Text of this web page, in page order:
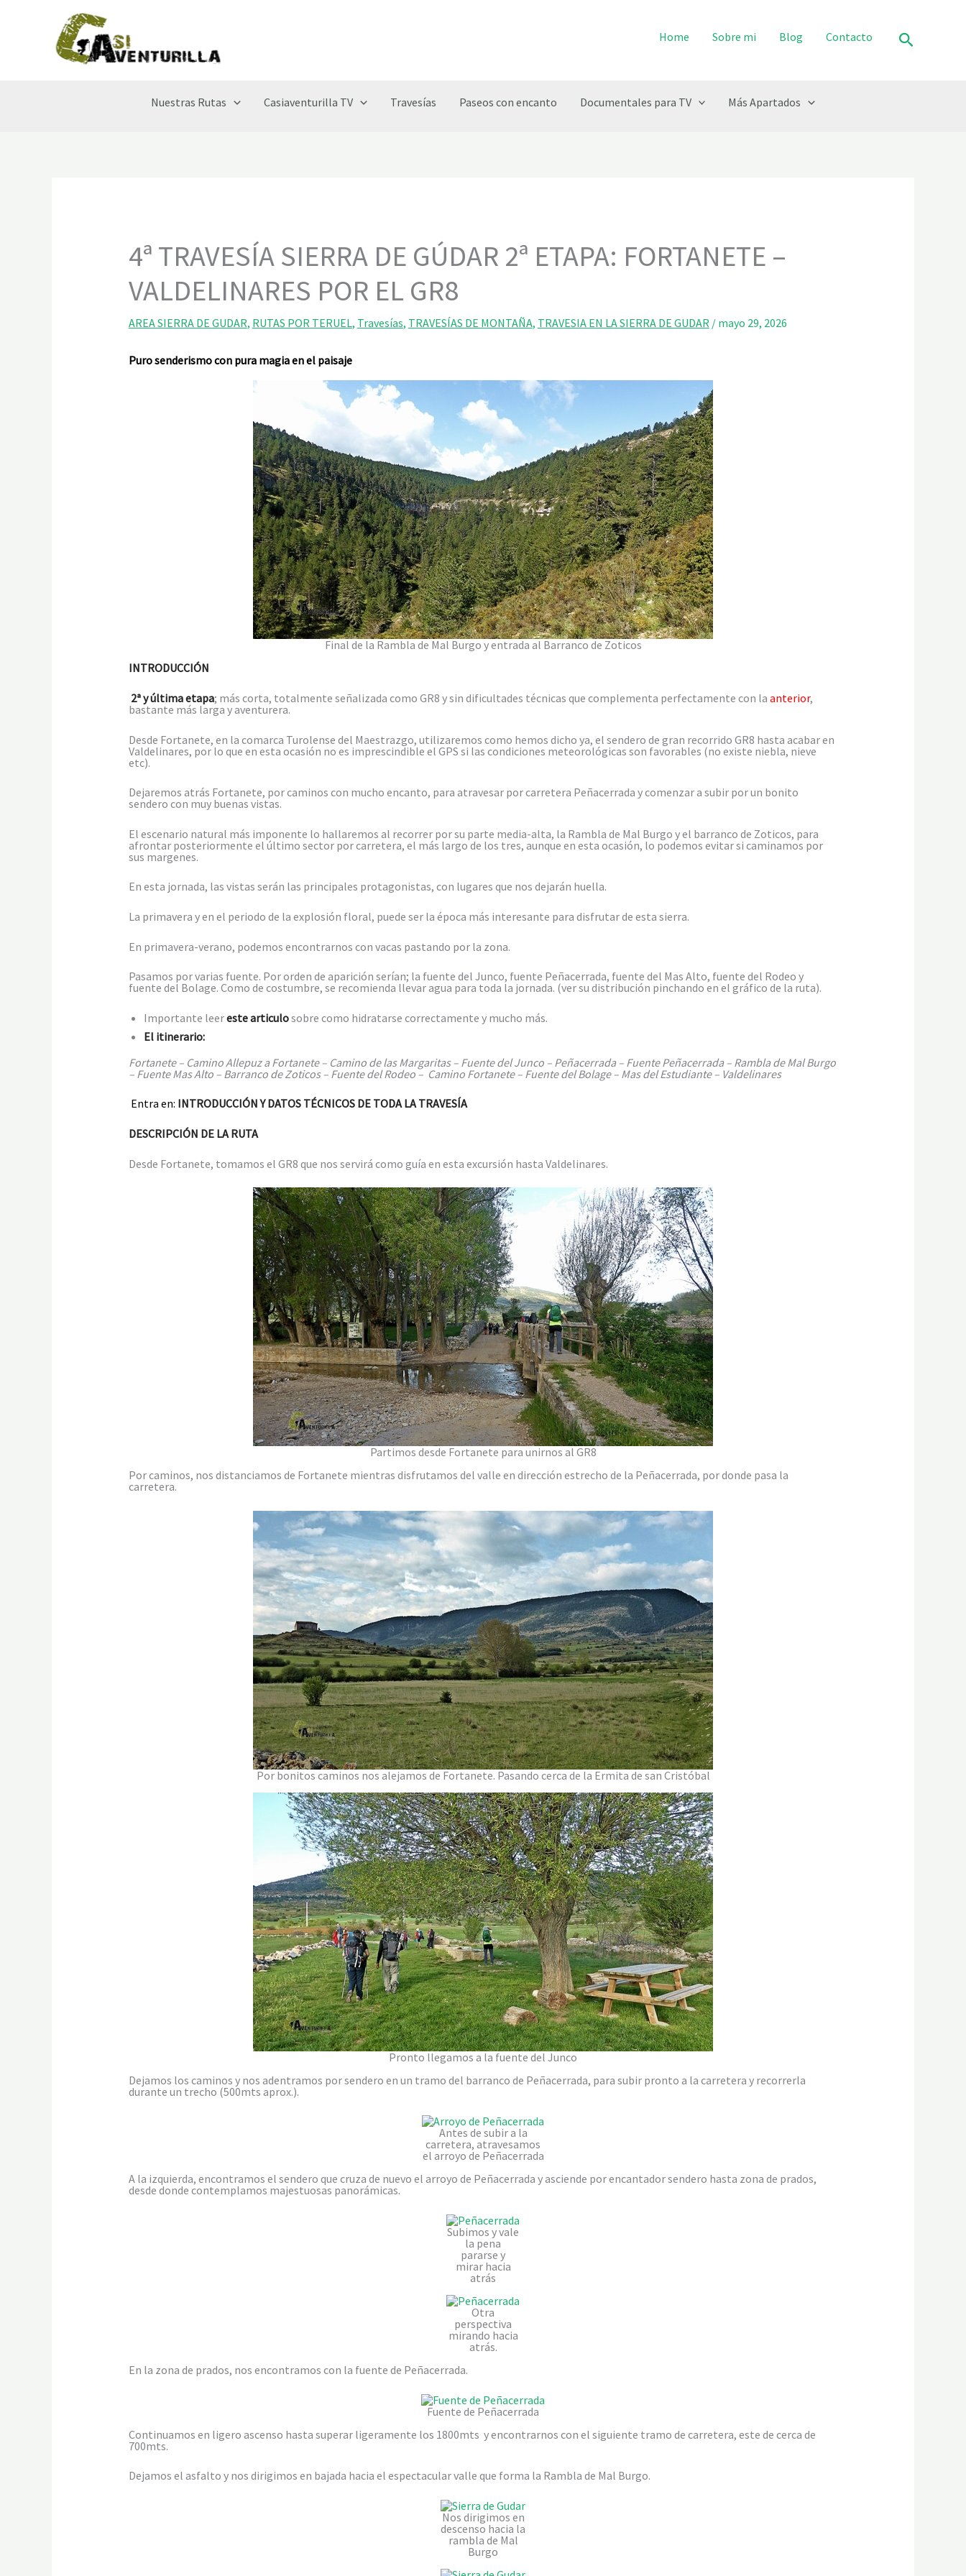
Home Sobre mi Blog Contacto Buscar
Nuestras Rutas Casiaventurilla TV Travesías Paseos con encanto Documentales para TV Más Apartados
4ª TRAVESÍA SIERRA DE GÚDAR 2ª ETAPA: FORTANETE –
VALDELINARES POR EL GR8
AREA SIERRA DE GUDAR, RUTAS POR TERUEL, Travesías, TRAVESÍAS DE MONTAÑA, TRAVESIA EN LA SIERRA DE GUDAR/ mayo 29, 2026
Puro senderismo con pura magia en el paisaje
Final de la Rambla de Mal Burgo y entrada al Barranco de Zoticos
INTRODUCCIÓN
2ª y última etapa; más corta, totalmente señalizada como GR8 y sin dificultades técnicas que complementa perfectamente con la anterior,
bastante más larga y aventurera.
Desde Fortanete, en la comarca Turolense del Maestrazgo, utilizaremos como hemos dicho ya, el sendero de gran recorrido GR8 hasta acabar en
Valdelinares, por lo que en esta ocasión no es imprescindible el GPS si las condiciones meteorológicas son favorables (no existe niebla, nieve
etc).
Dejaremos atrás Fortanete, por caminos con mucho encanto, para atravesar por carretera Peñacerrada y comenzar a subir por un bonito
sendero con muy buenas vistas.
El escenario natural más imponente lo hallaremos al recorrer por su parte media-alta, la Rambla de Mal Burgo y el barranco de Zoticos, para
afrontar posteriormente el último sector por carretera, el más largo de los tres, aunque en esta ocasión, lo podemos evitar si caminamos por
sus margenes.
En esta jornada, las vistas serán las principales protagonistas, con lugares que nos dejarán huella.
La primavera y en el periodo de la explosión floral, puede ser la época más interesante para disfrutar de esta sierra.
En primavera-verano, podemos encontrarnos con vacas pastando por la zona.
Pasamos por varias fuente. Por orden de aparición serían; la fuente del Junco, fuente Peñacerrada, fuente del Mas Alto, fuente del Rodeo y
fuente del Bolage. Como de costumbre, se recomienda llevar agua para toda la jornada. (ver su distribución pinchando en el gráfico de la ruta).
Importante leereste articulosobre como hidratarse correctamente y mucho más.
El itinerario:
Fortanete – Camino Allepuz a Fortanete – Camino de las Margaritas – Fuente del Junco – Peñacerrada – Fuente Peñacerrada – Rambla de Mal Burgo
– Fuente Mas Alto – Barranco de Zoticos – Fuente del Rodeo – Camino Fortanete – Fuente del Bolage – Mas del Estudiante – Valdelinares
Entra en: INTRODUCCIÓN Y DATOS TÉCNICOS DE TODA LA TRAVESÍA
DESCRIPCIÓN DE LA RUTA
Desde Fortanete, tomamos el GR8 que nos servirá como guía en esta excursión hasta Valdelinares.
Partimos desde Fortanete para unirnos al GR8
Por caminos, nos distanciamos de Fortanete mientras disfrutamos del valle en dirección estrecho de la Peñacerrada, por donde pasa la
carretera.
Por bonitos caminos nos alejamos de Fortanete. Pasando cerca de la Ermita de san Cristóbal
Pronto llegamos a la fuente del Junco
Dejamos los caminos y nos adentramos por sendero en un tramo del barranco de Peñacerrada, para subir pronto a la carretera y recorrerla
durante un trecho (500mts aprox.).
Antes de subir a la
carretera, atravesamos
el arroyo de Peñacerrada
A la izquierda, encontramos el sendero que cruza de nuevo el arroyo de Peñacerrada y asciende por encantador sendero hasta zona de prados,
desde donde contemplamos majestuosas panorámicas.
Subimos y vale
la pena
pararse y
mirar hacia
atrás
Otra
perspectiva
mirando hacia
atrás.
En la zona de prados, nos encontramos con la fuente de Peñacerrada.
Fuente de Peñacerrada
Continuamos en ligero ascenso hasta superar ligeramente los 1800mts y encontrarnos con el siguiente tramo de carretera, este de cerca de
700mts.
Dejamos el asfalto y nos dirigimos en bajada hacia el espectacular valle que forma la Rambla de Mal Burgo.
Nos dirigimos en
descenso hacia la
rambla de Mal
Burgo